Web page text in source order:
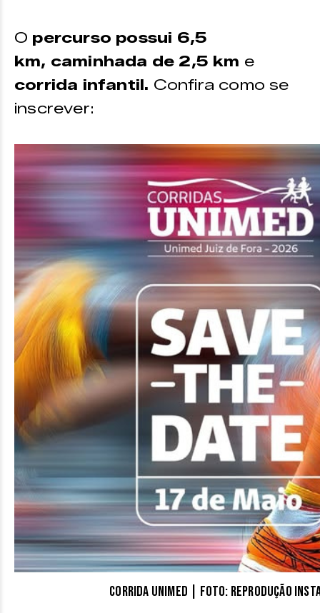
O percurso possui 6,5
km, caminhada de 2,5 km e
corrida infantil. Confira como se
inscrever:
Corrida Unimed | Foto: reprodução